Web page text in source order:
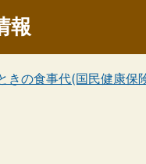
報
きの食事代(国民健康保